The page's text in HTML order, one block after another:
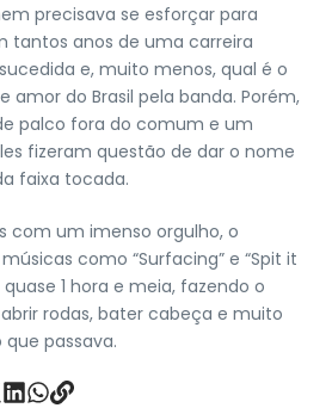
precisava se esforçar para
tantos anos de uma carreira
e, muito menos, qual é o
amor do Brasil pela banda. Porém,
palco fora do comum e um
fizeram questão de dar o nome
faixa tocada.
com um imenso orgulho, o
como “Surfacing” e “Spit it
1 hora e meia, fazendo o
rodas, bater cabeça e muito
passava.